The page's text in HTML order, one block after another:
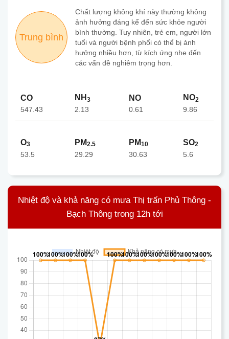
Trung bình
Chất lượng không khí này thường không
ảnh hưởng đáng kể đến sức khỏe người
bình thường. Tuy nhiên, trẻ em, người lớn
tuổi và người bệnh phổi có thể bị ảnh
hưởng nhiều hơn, từ kích ứng nhẹ đến
các vấn đề nghiêm trọng hơn.
CO
547.43
NH 3
2.13
NO
0.61
NO2
9.86
O3
53.5
PM2.5
29.29
PM10
30.63
SO2
5.6
Nhiệt độ và khả năng có mưa Thị trấn Phủ Thông -
Bạch Thông trong 12h tới